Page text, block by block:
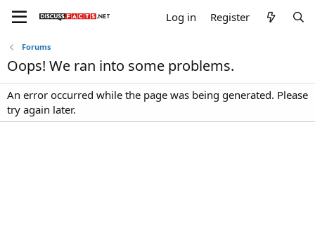
Log in Register
Forums
Oops! We ran into some problems.
An error occurred while the page was being generated. Please
try again later.